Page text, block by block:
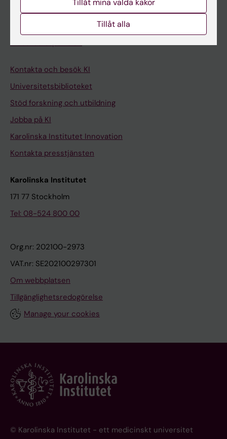
Medarbetarportalen
Kontakta och besök KI
Universitetsbiblioteket
Stöd forskning och utbildning
Jobba på KI
Karolinska Institutet Innovation
Kontakta presstjänsten
Karolinska Institutet
171 77 Stockholm
Tel: 08-524 800 00
Org.nr: 202100-2973
VAT.nr: SE202100297301
Om webbplatsen
Tillgänglighetsredogörelse
Manage your cookies
© Karolinska Institutet - ett medicinskt universitet
Tillåt alla